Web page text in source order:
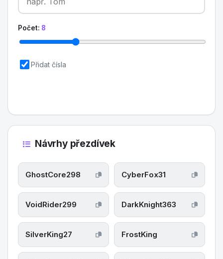
Počet: 8
Přidat čísla
Návrhy přezdívek
GhostCore298 CyberFox31
VoidRider299 DarkKnight363
SilverKing27 FrostKing